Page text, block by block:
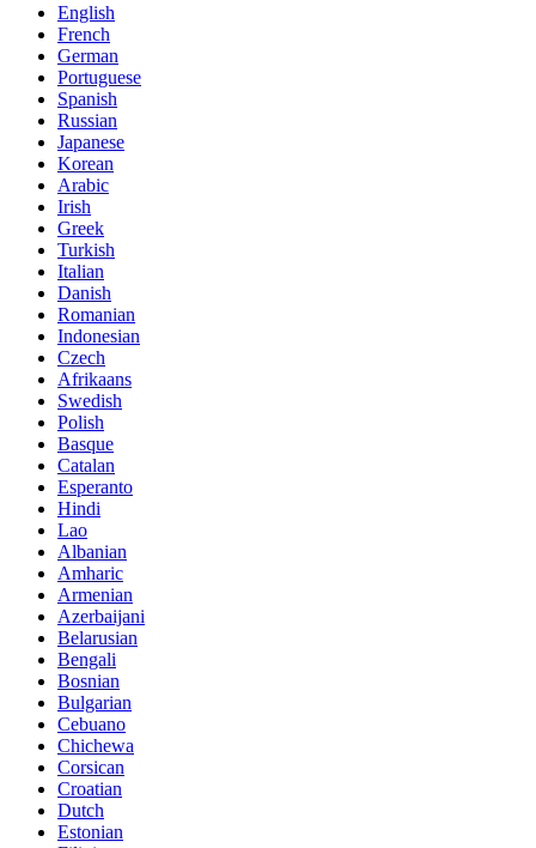
English
French
German
Portuguese
Spanish
Russian
Japanese
Korean
Arabic
Irish
Greek
Turkish
Italian
Danish
Romanian
Indonesian
Czech
Afrikaans
Swedish
Polish
Basque
Catalan
Esperanto
Hindi
Lao
Albanian
Amharic
Armenian
Azerbaijani
Belarusian
Bengali
Bosnian
Bulgarian
Cebuano
Chichewa
Corsican
Croatian
Dutch
Estonian